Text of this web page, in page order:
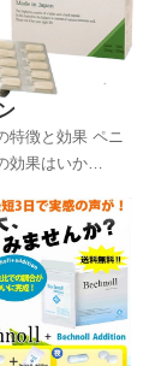
特徴と効果 ペニ
効果はいか